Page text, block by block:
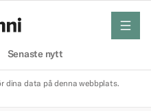
Senaste nytt
meny
dina data på denna webbplats.